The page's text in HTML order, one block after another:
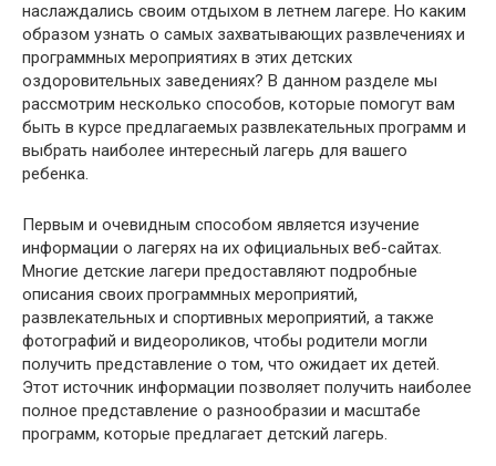
наслаждались своим отдыхом в летнем лагере. Но каким
образом узнать о самых захватывающих развлечениях и
программных мероприятиях в этих детских
оздоровительных заведениях? В данном разделе мы
рассмотрим несколько способов, которые помогут вам
быть в курсе предлагаемых развлекательных программ и
выбрать наиболее интересный лагерь для вашего
ребенка.
Первым и очевидным способом является изучение
информации о лагерях на их официальных веб-сайтах.
Многие детские лагери предоставляют подробные
описания своих программных мероприятий,
развлекательных и спортивных мероприятий, а также
фотографий и видеороликов, чтобы родители могли
получить представление о том, что ожидает их детей.
Этот источник информации позволяет получить наиболее
полное представление о разнообразии и масштабе
программ, которые предлагает детский лагерь.